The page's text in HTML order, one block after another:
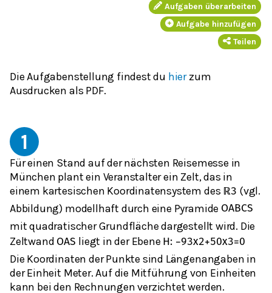
Aufgaben überarbeiten
Aufgabe hinzufügen
Teilen
Die Aufgabenstellung findest du hierzum
Ausdrucken als PDF.
1
Für einen Stand auf der nächsten Reisemesse in
München plant ein Veranstalter ein Zelt, das in
einem kartesischen Koordinatensystem des ℝ3 (vgl.
Abbildung) modellhaft durch eine Pyramide OABCS
mit quadratischer Grundfläche dargestellt wird. Die
Zeltwand OAS liegt in der Ebene H : −93x2+50x3=0
Die Koordinaten der Punkte sind Längenangaben in
der Einheit Meter. Auf die Mitführung von Einheiten
kann bei den Rechnungen verzichtet werden.